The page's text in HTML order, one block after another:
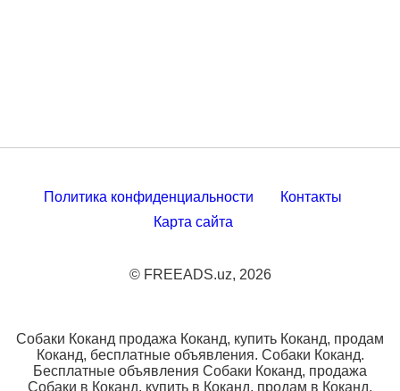
Политика конфиденциальности
Контакты
Карта сайта
© FREEADS.uz, 2026
Собаки Коканд продажа Коканд, купить Коканд, продам
Коканд, бесплатные объявления. Собаки Коканд.
Бесплатные объявления Собаки Коканд, продажа
Собаки в Коканд, купить в Коканд, продам в Коканд,